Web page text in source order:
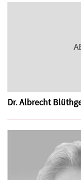
Dr. Albrecht